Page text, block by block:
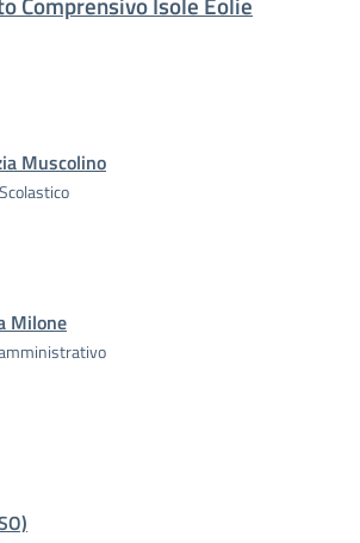
Muscolino
Milone